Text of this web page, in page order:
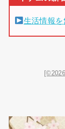
生活情報を